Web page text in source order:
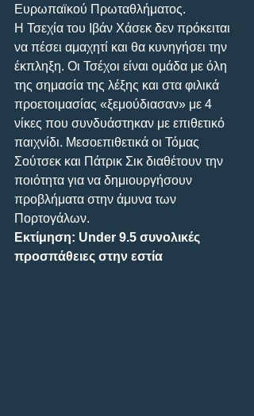
Ευρωπαϊκού Πρωταθλήματος.
Η Τσεχία του Ιβάν Χάσεκ δεν πρόκειται
να πέσει αμαχητί και θα κυνηγήσει την
έκπληξη. Οι Τσέχοι είναι ομάδα με όλη
της σημασία της λέξης και στα φιλικά
προετοιμασίας «ξεμούδιασαν» με 4
νίκες που συνδυάστηκαν με επιθετικό
παιχνίδι. Μεσοεπιθετικά οι Τόμας
Σούτσεκ και Πάτρικ Σικ διαθέτουν την
ποιότητα για να δημιουργήσουν
προβλήματα στην άμυνα των
Πορτογάλων.
Εκτίμηση: Under 9.5 συνολικές
προσπάθειες στην εστία